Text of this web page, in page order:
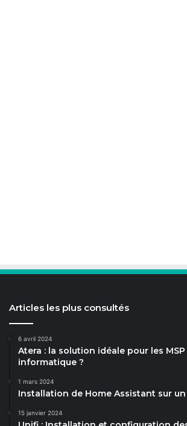
Articles les plus consultés
6 avril 2024
Atera : la solution idéale pour les
informatique ?
1 mars 2024
Installation de Home Assistant sur un
15 janvier 2024